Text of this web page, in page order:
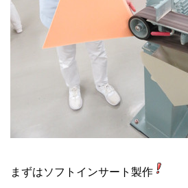
まずはソフトインサート製作